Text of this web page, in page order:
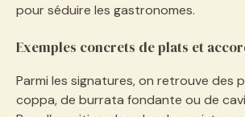
pour séduire les gastronomes.
Exemples concrets de plats et
Parmi les signatures, on retrouve des
coppa, de burrata fondante ou de